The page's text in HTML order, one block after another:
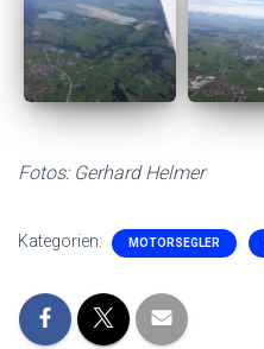
Fotos: Gerhard Helmer
Kategorien: MOTORSEGLER